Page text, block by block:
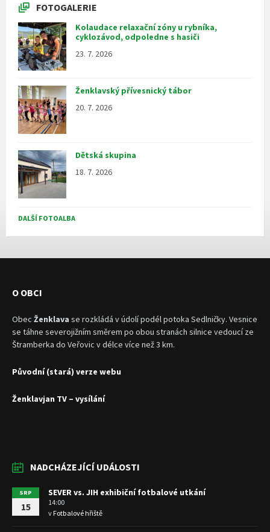
FOTOGALERIE
Kolaudace relaxační zóny u rybníka,
cyklozávod, odpoledne s hasiči
23. 7. 2026
Ženklavský přívesnický tábor
20. 7. 2026
Dětská skupina
18. 7. 2026
DALŠÍ FOTOALBA
O OBCI
Obec Ženklava se rozkládá v údolí podél potoka Sedlničky. Vesnice
se táhne severojižním směrem po obou stranách silnice vedoucí ze
Štramberka do Veřovic v délce více než 3 km.
Původní (stará) verze webu
Ženklavjan TV – vysílání
NADCHÁZEJÍCÍ UDÁLOSTI
SRP
15
SEVER vs. JIH exhibiční fotbalové utkání
14:00
vFotbalové hřiště